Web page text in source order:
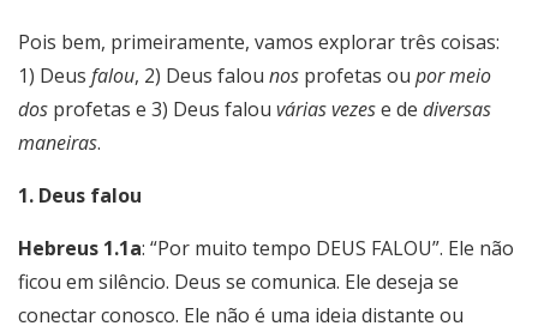
Pois bem, primeiramente, vamos explorar três coisas:
1) Deus falou, 2) Deus falou nos profetas ou por meio
dos profetas e 3) Deus falou várias vezese de diversas
maneiras.
1. Deus falou
Hebreus 1.1a: “Por muito tempo DEUS FALOU”. Ele não
ficou em silêncio. Deus se comunica. Ele deseja se
conectar conosco. Ele não é uma ideia distante ou